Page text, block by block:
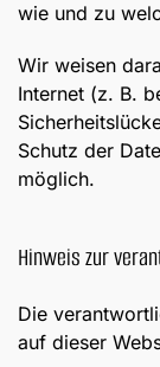
wie und zu
Wir weisen
Internet (z. B.
Schutz der
möglich.
Hinweis zur
Die
auf dieser